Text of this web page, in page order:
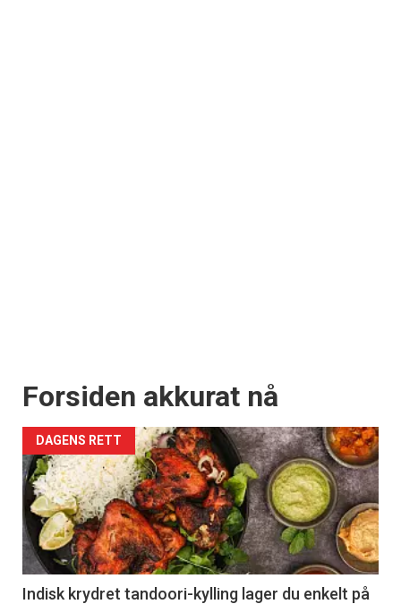
Forsiden akkurat nå
DAGENS RETT
Indisk krydret tandoori-kylling lager du enkelt på